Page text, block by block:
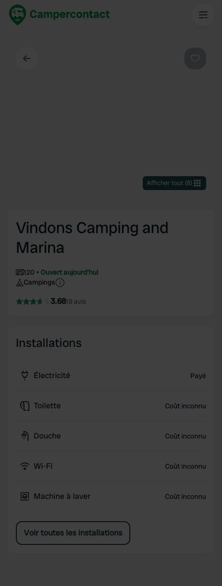
Afficher tout(8)
Vindons Camping and
Marina
120
Ouvert aujourd'hui
Campings
3.6819 avis
Installations
Électricité Payé
Toilette Coût inconnu
Douche Coût inconnu
Wi-Fi Coût inconnu
Machine à laver Coût inconnu
Voir toutes les installations